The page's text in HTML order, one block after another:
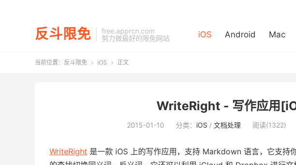
反斗限免
free.apprcn.com
努力做最好的限免网站
iOS Android Mac
当前位置： 反斗限免  iOS  正文
WriteRight - 写作应用
2015-01-10 分类： iOS / 文档处理 阅读(1322)
WriteRight 是一款 iOS 上的写作应用，支持 Markdown 语言，它支持